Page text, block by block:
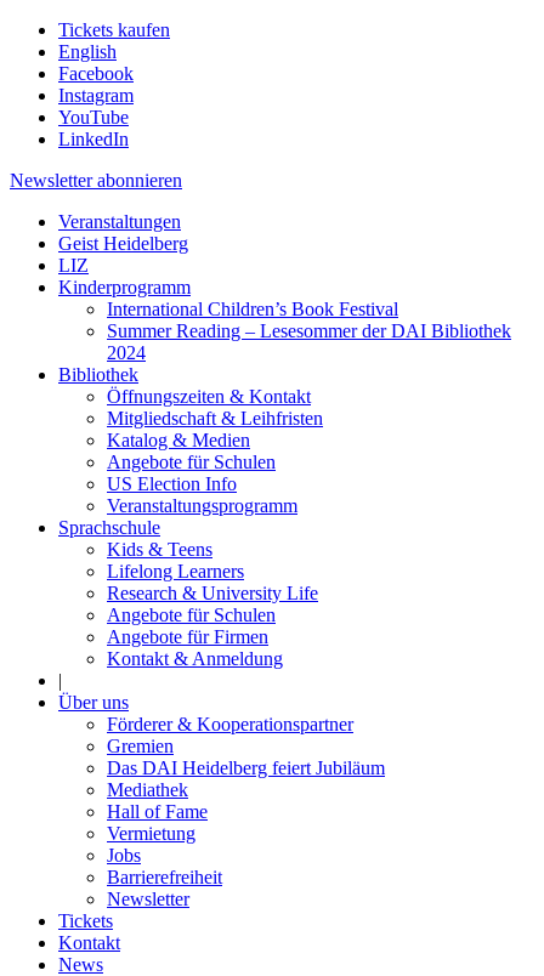
Tickets kaufen
English
Facebook
Instagram
YouTube
LinkedIn
Newsletter abonnieren
Veranstaltungen
Geist Heidelberg
LIZ
Kinderprogramm
International Children’s Book Festival
Summer Reading – Lesesommer der DAI Bibliothek
2024
Bibliothek
Öffnungszeiten & Kontakt
Mitgliedschaft & Leihfristen
Katalog & Medien
Angebote für Schulen
US Election Info
Veranstaltungsprogramm
Sprachschule
Kids & Teens
Lifelong Learners
Research & University Life
Angebote für Schulen
Angebote für Firmen
Kontakt & Anmeldung
|
Über uns
Förderer & Kooperationspartner
Gremien
Das DAI Heidelberg feiert Jubiläum
Mediathek
Hall of Fame
Vermietung
Jobs
Barrierefreiheit
Newsletter
Tickets
Kontakt
News